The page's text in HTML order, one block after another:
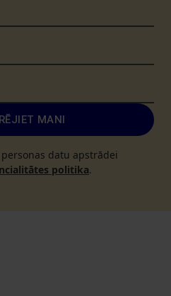
MANI
datu apstrādei
politika.